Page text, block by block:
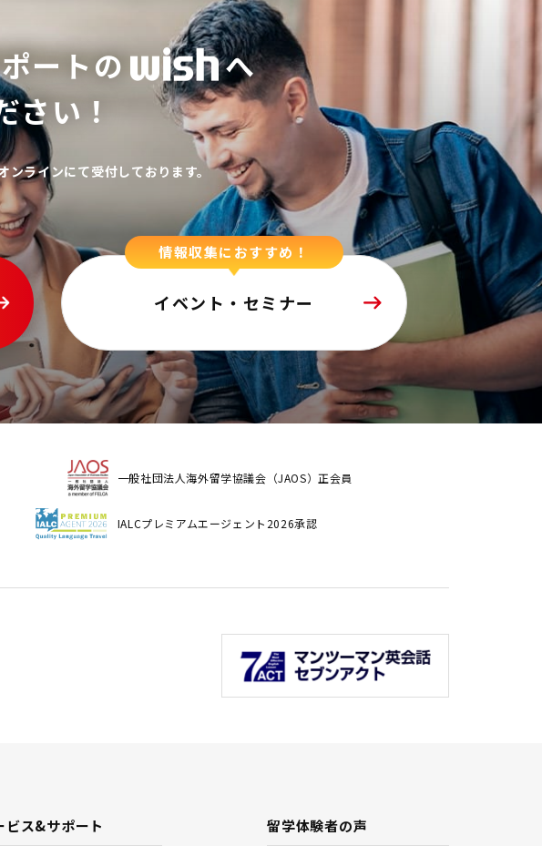
ートの
へ
さい！
ンラインにて受付しております。
情報収集におすすめ！
イベント・セミナー
一般社団法人海外留学協議会（JAOS）正会員
IALCプレミアムエージェント2026承認
ビス&サポート 留学体験者の声